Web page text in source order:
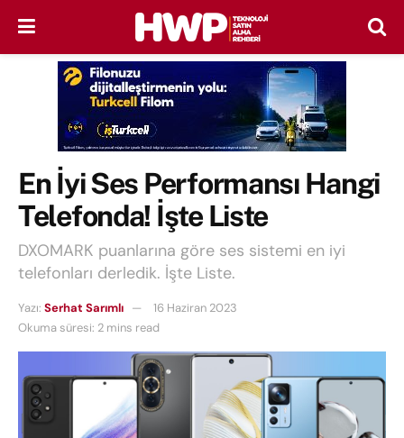
En İyi Ses Performansı Hangi
Telefonda! İşte Liste
DXOMARK puanlarına göre ses sistemi en iyi
telefonları derledik. İşte Liste.
Yazı: Serhat Sarımlı
16 Haziran 2023
Okuma süresi: 2 mins read